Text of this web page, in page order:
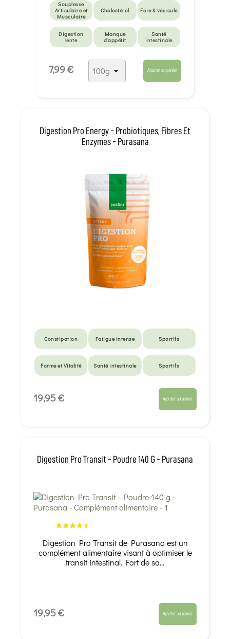
Souplesse
Articulaire et
Musculaire
Cholestérol Foie & vésicule
Digestion
lente
Manque
d'appétit
Santé
intestinale
Santé
intestinale
7,99 € Ajouter au panier
Digestion Pro Energy - Probiotiques, Fibres Et
Enzymes - Purasana
Constipation Fatigue intense Sportifs
Forme et Vitalité Santé intestinale Sportifs
Diarrhée
19,95 € Ajouter au panier
Digestion Pro Transit - Poudre 140 G - Purasana
Digestion Pro Transit de Purasana est un
complément alimentaire visant à optimiser le
transit intestinal. Fort de sa...
19,95 € Ajouter au panier